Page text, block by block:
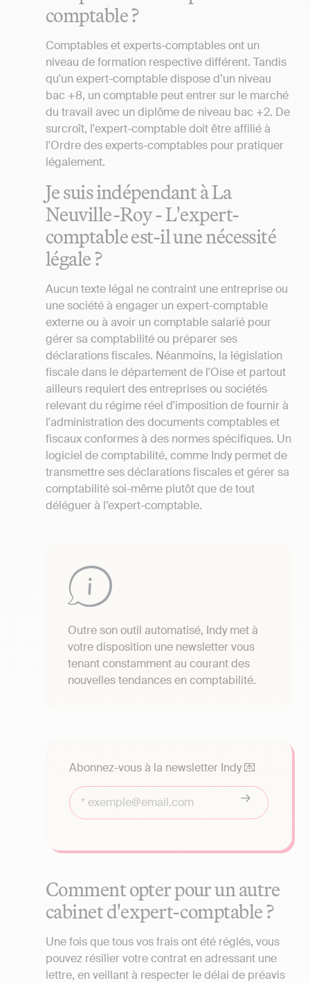
comptable ?
Comptables et experts-comptables ont un
niveau de formation respective différent. Tandis
qu'un expert-comptable dispose d’un niveau
bac +8, un comptable peut entrer sur le marché
du travail avec un diplôme de niveau bac +2. De
surcroît, l'expert-comptable doit être affilié à
l'Ordre des experts-comptables pour pratiquer
légalement.
Je suis indépendant à La
Neuville-Roy - L'expert-
comptable est-il une nécessité
légale ?
Aucun texte légal ne contraint une entreprise ou
une société à engager un expert-comptable
externe ou à avoir un comptable salarié pour
gérer sa comptabilité ou préparer ses
déclarations fiscales. Néanmoins, la législation
fiscale dans le département de l'Oise et partout
ailleurs requiert des entreprises ou sociétés
relevant du régime réel d'imposition de fournir à
l'administration des documents comptables et
fiscaux conformes à des normes spécifiques. Un
logiciel de comptabilité, comme Indy permet de
transmettre ses déclarations fiscales et gérer sa
comptabilité soi-même plutôt que de tout
déléguer à l’expert-comptable.
Outre son outil automatisé, Indy met à
votre disposition une newsletter vous
tenant constamment au courant des
nouvelles tendances en comptabilité.
Abonnez-vous à la newsletter Indy 💌
Comment opter pour un autre
cabinet d'expert-comptable ?
Une fois que tous vos frais ont été réglés, vous
pouvez résilier votre contrat en adressant une
lettre, en veillant à respecter le délai de préavis